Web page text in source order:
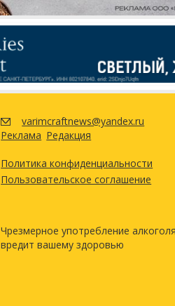
Перле (Perle)
Жатецкий (Saaz)
Дрожжи
OGA9
varimcraftnews@yandex.ru
Реклама Редакция
Политика конфиденциальности
Пользовательское соглашение
Чрезмерное употребление алкоголя
вредит вашему здоровью